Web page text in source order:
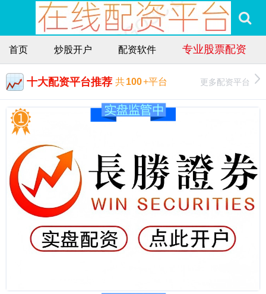
首页 炒股开户 配资软件 专业股票配资
十大配资平台推荐 共100+平台 更多配资平台